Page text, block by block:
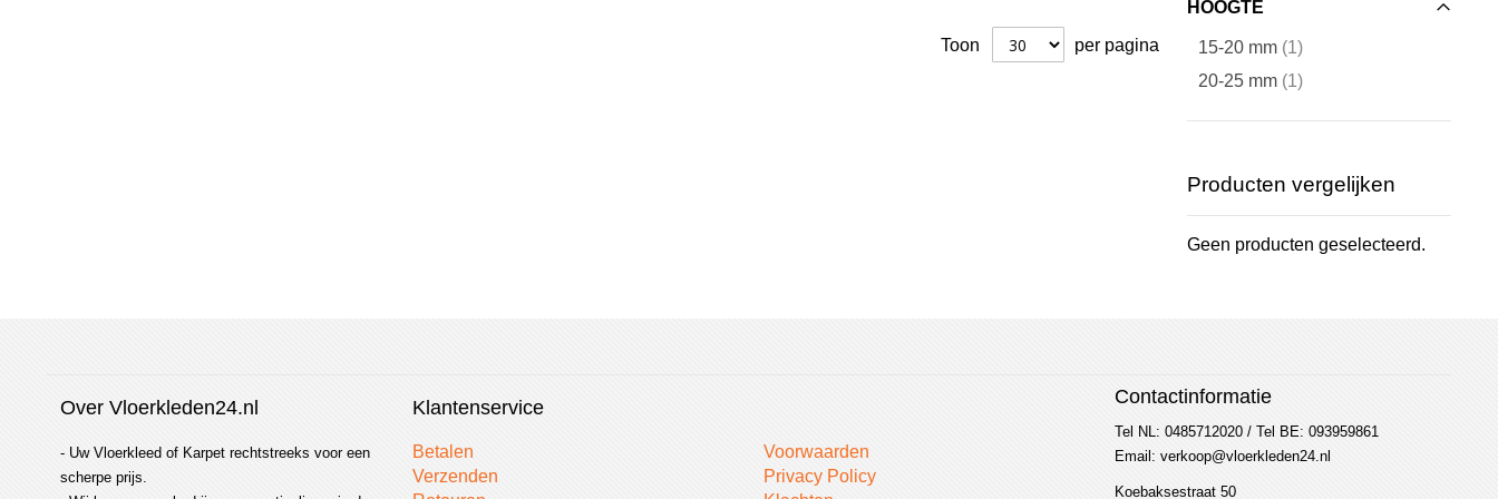
Toon
per pagina
HOOGTE
15-20 mm 1artikel
20-25 mm 1artikel
Producten vergelijken
Geen producten geselecteerd.
Over Vloerkleden24.nl
- Uw Vloerkleed of Karpet rechtstreeks voor een
scherpe prijs.
Klantenservice
Betalen
Verzenden
Voorwaarden
Privacy Policy
Contactinformatie
Tel NL: 0485712020 / Tel BE: 093959861
Email: verkoop@vloerkleden24.nl
Koebaksestraat 50